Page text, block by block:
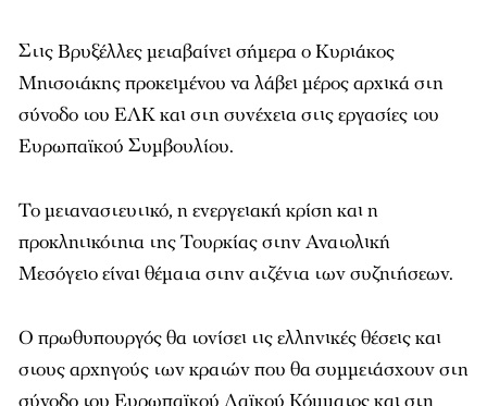
Στις Βρυξέλλες μεταβαίνει σήμερα ο Κυριάκος
Μητσοτάκης προκειμένου να λάβει μέρος αρχικά στη
σύνοδο του ΕΛΚ και στη συνέχεια στις εργασίες του
Ευρωπαϊκού Συμβουλίου.
Το μεταναστευτικό, η ενεργειακή κρίση και η
προκλητικότητα της Τουρκίας στην Ανατολική
Μεσόγειο είναι θέματα στην ατζέντα των συζητήσεων.
Ο πρωθυπουργός θα τονίσει τις ελληνικές θέσεις και
στους αρχηγούς των κρατών που θα συμμετάσχουν στη